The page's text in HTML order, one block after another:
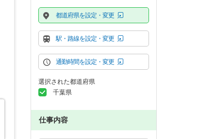
都道府県を設定・変更
駅・路線を設定・変更
通勤時間を設定・変更
選択された都道府県
千葉県
仕事内容